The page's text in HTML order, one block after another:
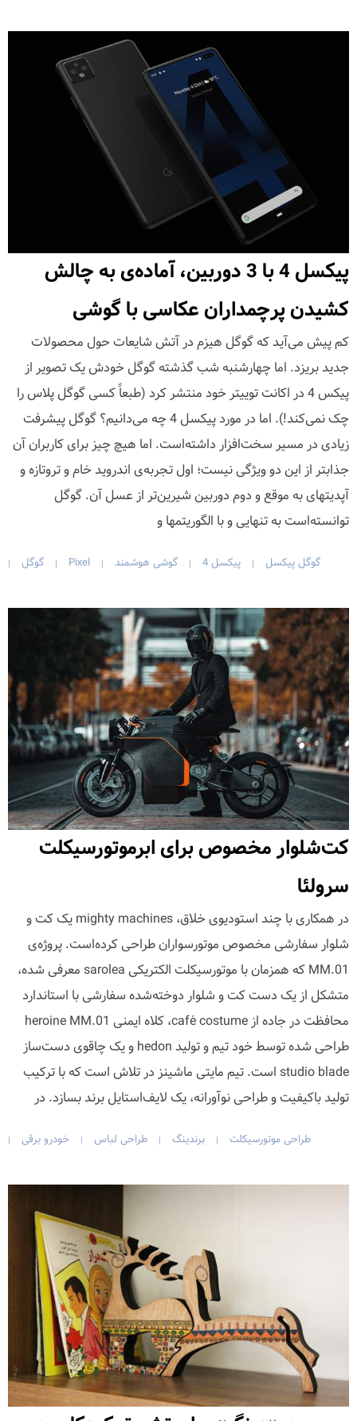
پیکسل 4 با 3 دوربین، آماده‌ی به چالش
کشیدن پرچمداران عکاسی با گوشی
کم پیش می‌آید که گوگل هیزم در آتش شایعات حول محصولات
جدید بریزد. اما چهارشنبه شب گذشته گوگل خودش یک تصویر از
پیکس 4 در اکانت توییتر خود منتشر کرد (طبعاً کسی گوگل پلاس را
چک نمی‌کند!). اما در مورد پیکسل 4 چه می‌دانیم؟ گوگل پیشرفت
زیادی در مسیر سخت‌افزار داشته‌است. اما هیچ چیز برای کاربران آن
جذابتر از این دو ویژگی نیست؛ اول تجربه‌ی اندروید خام و تروتازه و
آپدیتهای به موقع و دوم دوربین شیرین‌تر از عسل آن. گوگل
توانسته‌است به تنهایی و با الگوریتمها و
گوگل پیکسل | پیکسل 4 | گوشی هوشمند |
Pixel
| گوگل |
کت‌شلوار مخصوص برای ابرموتورسیکلت
سرولئا
در همکاری با چند استودیوی خلاق، mighty machines یک کت و
شلوار سفارشی مخصوص موتورسواران طراحی کرده‌است. پروژه‌ی
MM.01 که همزمان با موتورسیکلت الکتریکی sarolea معرفی شده،
متشکل از یک دست کت و شلوار دوخته‌شده سفارشی با استاندارد
محافظت در جاده از café costume، کلاه ایمنی heroine MM.01
طراحی شده توسط خود تیم و تولید hedon و یک چاقوی دست‌ساز
studio blade است. تیم مایتی ماشینز در تلاش است که با ترکیب
تولید باکیفیت و طراحی نوآورانه، یک لایف‌استایل برند بسازد. در
طراحی موتورسیکلت | برندینگ | طراحی لباس | خودرو برقی |